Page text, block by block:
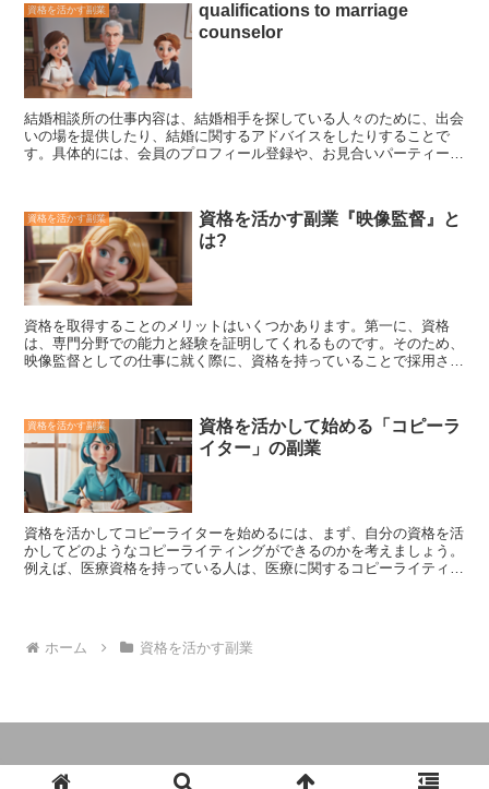
す。
る必要があります。ボイトレの仕事は、音楽教室やカルチャーセンタ
ー、個人宅などで行うことができます。また、オンラインでボイスト
レーニングを提供することも可能です。ボイトレの仕事を見つけるに
は、求人サイトやSNS、知人・友人への紹介などを活用しましょ
う。 ボイトレの仕事を見つけることができたら、次はボイトレのレ
ッスンを実際に開始します。ボイトレのレッスンでは、生徒のボーカ
ルスキルを向上させるための指導を行います。ボイトレのレッスンを
行う際には、生徒のボーカルスキルや希望する歌唱ジャンルに合わせ
て、適切な指導を行うことが大切です。また、生徒とのコミュニケー
資格を活かす副業
qualifications to marriage
counselor
結婚相談所の仕事内容は、結婚相手を探している人々のために、出会
いの場を提供したり、結婚に関するアドバイスをしたりすることで
す。具体的には、会員のプロフィール登録や、お見合いパーティーの
もあります。また、結婚相談所の規模も、小さな個人経営のものか
ら、大手のフランチャイズチェーンまで様々です。
事は、人と接するのが好きで、コミュニケーション能力に自信がある
人に適しています。また、結婚に関する知識や経験があると、より良
いサービスを提供することができます。結婚相談所の仕事に興味があ
る人は、まずは結婚相談所のホームページや口コミなどを調べて、自
分に合った結婚相談所を探してみましょう。
資格を活かす副業
資格を活かす副業『映像監督』と
は?
資格を取得することのメリットはいくつかあります。第一に、資格
は、専門分野での能力と経験を証明してくれるものです。 そのため、
映像監督としての仕事に就く際に、資格を持っていることで採用され
制作の仕事に携わる機会が得られます。例えば、テレビ番組や映画の
監督はもちろん、企業や団体の広報ビデオやプロモーションビデオの
監督など、さまざまな仕事に携わる機会が得られます。
格は、映像監督としての仕事の収入を高めてくれます。
いることで、映像監督としての仕事の報酬が高くなる傾向がありま
す。これは、資格を持っていることで、より高度な技術や知識を持っ
ていると評価されるためです。
仕事のキャリアパスを広げてくれます。資格を持っていることで、映
像監督としての仕事のキャリアパスが広がり、より高い地位に就く機
会が得られます。例えば、テレビ局や映画会社で監督として活躍した
で、映像監督としての仕事の可能性を広げ、より成功を収めることが
できるでしょう。
資格を活かす副業
資格を活かして始める「コピーラ
イター」の副業
資格を活かしてコピーライターを始めるには、まず、自分の資格を活
かしてどのようなコピーライティングができるのかを考えましょう。
例えば、医療資格を持っている人は、医療に関するコピーライティン
つけましょう。コピーライティングのスキルは、独学で身につけるこ
ともできますが、コピーライティングスクールに通って学ぶこともで
ましょう。コピーライターの仕事は、フリーランスとして働くことも
事を探しましょう。企業に就職して働く場合は、ハローワークや転職
ホーム 資格を活かす副業